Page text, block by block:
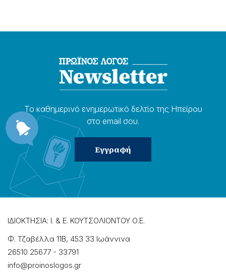
Το καθημερɩνό ενημερωτɩκό δελτίο της Ηπείρου
στο email σου.
ΙΔΙΟΚΤΗΣΙΑ: Ι. & Ε. ΚΟΥΤΣΟΛΙΟΝΤΟΥ Ο.Ε.
Φ. Τζαβέλλα 11Β, 453 33 Ιωάννɩνα
26510 25677 - 33791
info@proinoslogos.gr